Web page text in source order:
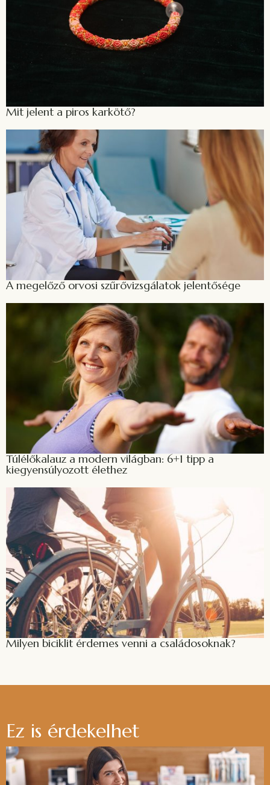
Mit jelent a piros karkötő?
A megelőző orvosi szűrővizsgálatok jelentősége
Túlélőkalauz a modern világban: 6+1 tipp a
kiegyensúlyozott élethez
Milyen biciklit érdemes venni a családosoknak?
Ez is érdekelhet